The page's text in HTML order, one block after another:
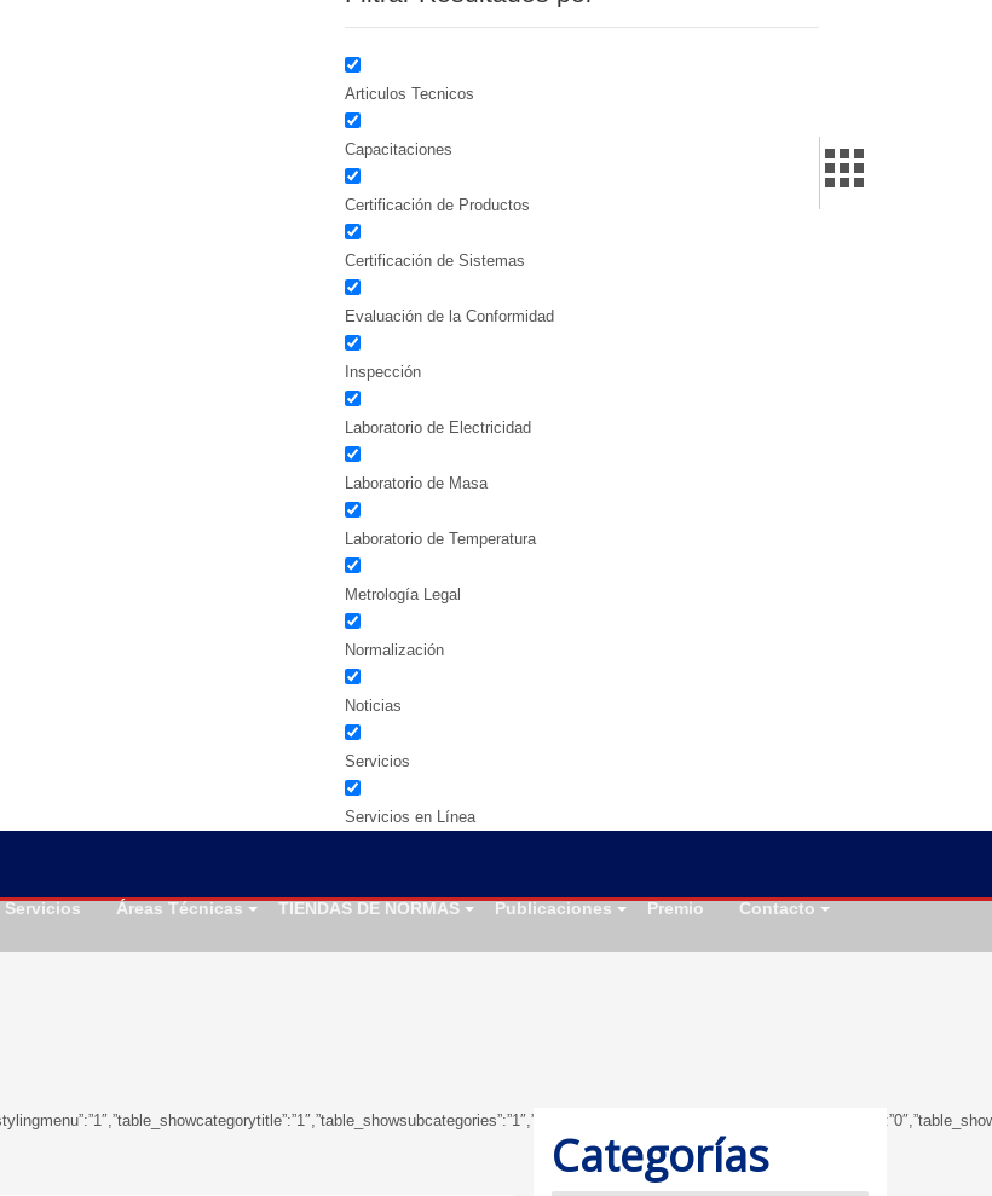
Articulos Tecnicos
Capacitaciones
Certificación de Productos
Certificación de Sistemas
Evaluación de la Conformidad
Inspección
Laboratorio de Electricidad
Laboratorio de Masa
Laboratorio de Temperatura
Metrología Legal
Normalización
Noticias
Servicios
Servicios en Línea
Servicios Áreas Técnicas TIENDAS DE NORMAS Publicaciones Premio Contacto
Categorías